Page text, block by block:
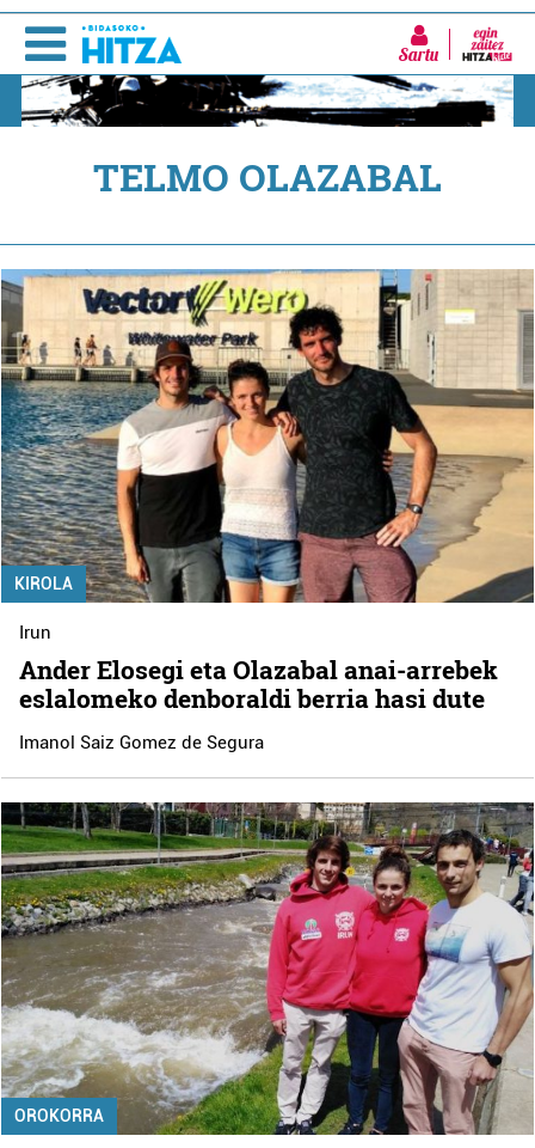
Sartu
TELMO OLAZABAL
KIROLA
Irun
Ander Elosegi eta Olazabal anai-arrebek
eslalomeko denboraldi berria hasi dute
Imanol Saiz Gomez de Segura
OROKORRA